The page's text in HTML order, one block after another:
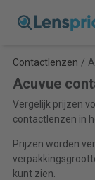
Contactlenzen /
Acuvue
Vergelijk prijzen
contactlenzen in
Prijzen worden
kunt zien.